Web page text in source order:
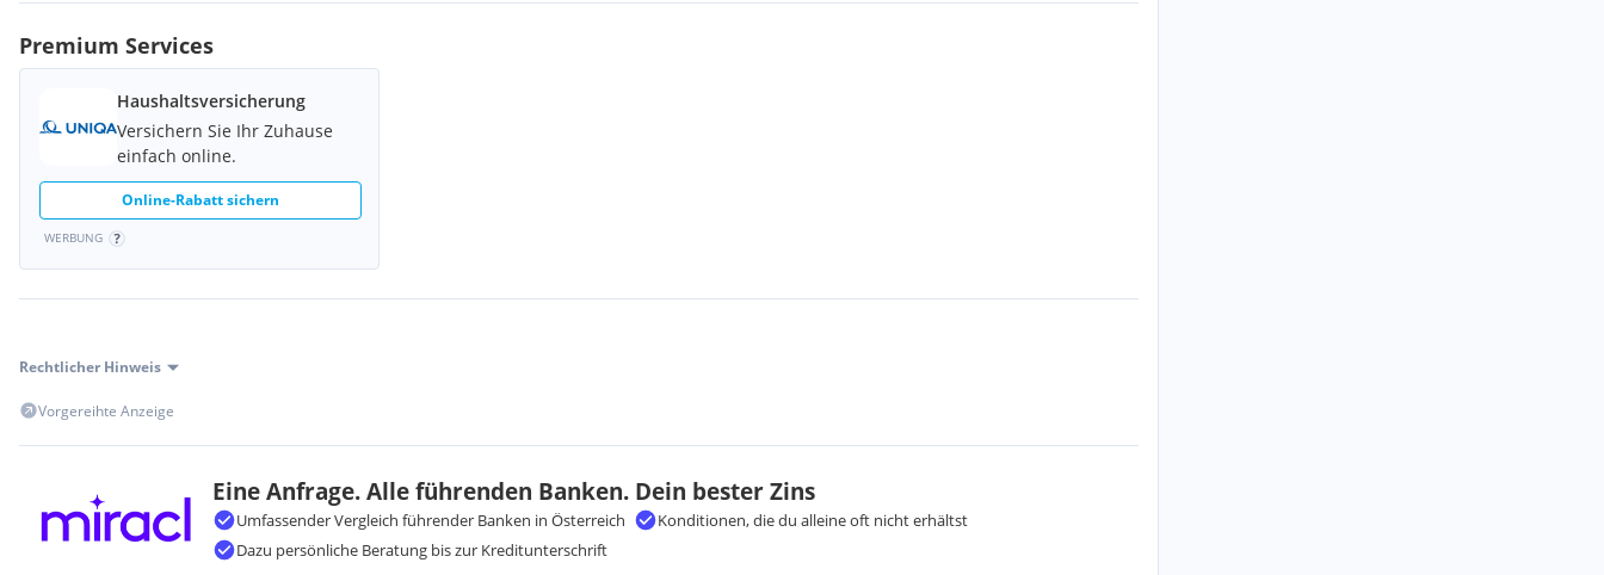
Premium Services
Haushaltsversicherung
Versichern Sie Ihr Zuhause
einfach online.
Online-Rabatt sichern
WERBUNG
Rechtlicher Hinweis
Vorgereihte Anzeige
Eine Anfrage. Alle führenden Banken. Dein bester Zins
Umfassender Vergleich führender Banken in Österreich
Konditionen, die du alleine oft nicht erhältst
Dazu persönliche Beratung bis zur Kreditunterschrift